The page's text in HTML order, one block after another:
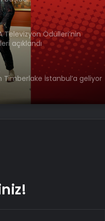
Timberlake İstanbul’a geliyor
Filmler Festivali’nin odağı 21.